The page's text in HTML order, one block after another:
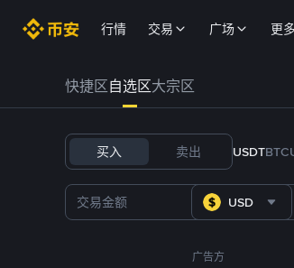
行情 交易 广场 更多
快捷区自选区大宗区
买入 卖出 USDTBTC
USD
广告方